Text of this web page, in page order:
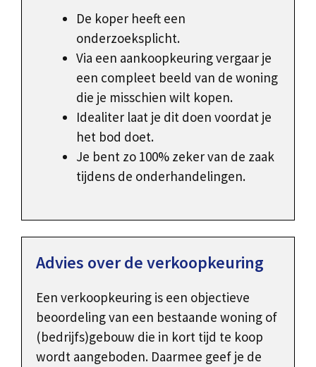
De koper heeft een
onderzoeksplicht.
Via een aankoopkeuring vergaar je
een compleet beeld van de woning
die je misschien wilt kopen.
Idealiter laat je dit doen voordat je
het bod doet.
Je bent zo 100% zeker van de zaak
tijdens de onderhandelingen.
Advies over de verkoopkeuring
Een verkoopkeuring is een objectieve
beoordeling van een bestaande woning of
(bedrijfs)gebouw die in kort tijd te koop
wordt aangeboden. Daarmee geef je de